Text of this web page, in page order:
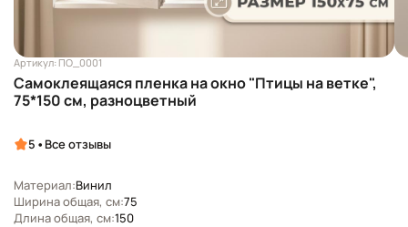
Артикул: ПО_0001
Самоклеящаяся пленка на окно "Птицы на ветке",
75*150 см, разноцветный
5 • Все отзывы
Материал:Винил
Ширина общая, см:75
Длина общая, см:150